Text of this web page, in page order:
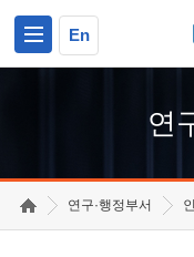
En
연
연구·행정부서